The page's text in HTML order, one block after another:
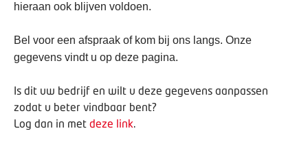
hieraan ook blijven voldoen.
Bel voor een afspraak of kom bij ons langs. Onze
gegevens vindt u op deze pagina.
Is dit uw bedrijf en wilt u deze gegevens aanpassen
zodat u beter vindbaar bent?
Log dan in met deze link.